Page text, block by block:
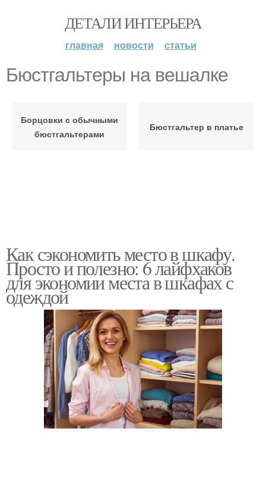
ДЕТАЛИ ИНТЕРЬЕРА
главная новости статьи
Бюстгальтеры на вешалке
Борцовки с обычными
бюстгальтерами
Бюстгальтер в платье
Как сэкономить место в шкафу.
Просто и полезно: 6 лайфхаков
для экономии места в шкафах с
одеждой